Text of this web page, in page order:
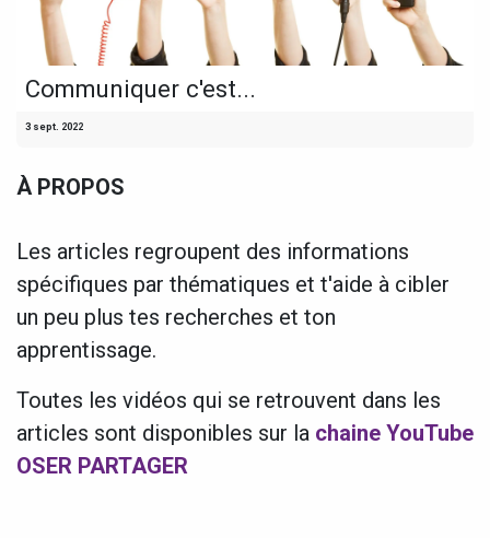
Communiquer c'est...
3 sept. 2022
À PROPOS
Les articles regroupent des informations
spécifiques par thématiques et t'aide à cibler
un peu plus tes recherches et ton
apprentissage.
Toutes les vidéos qui se retrouvent dans les
articles sont disponibles sur la chaine YouTube
OSER PARTAGER